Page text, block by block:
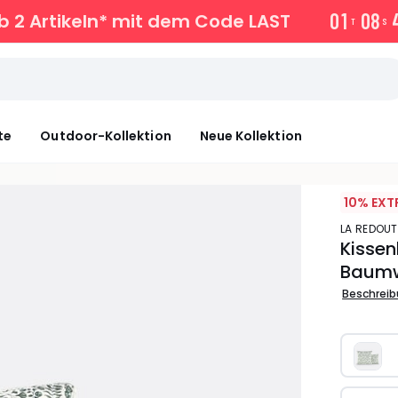
2 Artikeln* mit dem Code LAST 01 T 08 S
Outdoor-Kollektion Neue Kollektion
10%
LA